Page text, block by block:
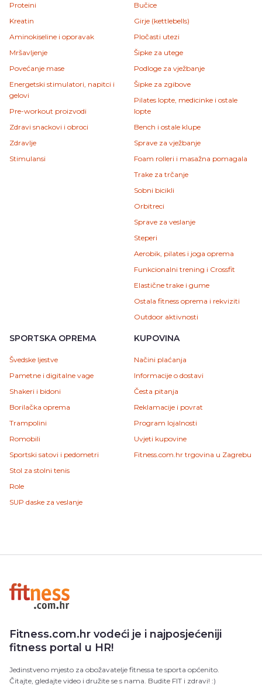
Proteini
Kreatin
Aminokiseline i oporavak
Mršavljenje
Povećanje mase
Energetski stimulatori, napitci i
gelovi
Pre-workout proizvodi
Zdravi snackovi i obroci
Zdravlje
Stimulansi
Bučice
Girje (kettlebells)
Pločasti utezi
Šipke za utege
Podloge za vježbanje
Šipke za zgibove
Pilates lopte, medicinke i ostale
lopte
Bench i ostale klupe
Sprave za vježbanje
Foam rolleri i masažna pomagala
Trake za trčanje
Sobni bicikli
Orbitreci
Sprave za veslanje
Steperi
Aerobik, pilates i joga oprema
Funkcionalni trening i Crossfit
Elastične trake i gume
Ostala fitness oprema i rekviziti
Outdoor aktivnosti
SPORTSKA OPREMA
Švedske ljestve
Pametne i digitalne vage
Shakeri i bidoni
Borilačka oprema
Trampolini
Romobili
Sportski satovi i pedometri
Stol za stolni tenis
Role
SUP daske za veslanje
KUPOVINA
Načini plaćanja
Informacije o dostavi
Česta pitanja
Reklamacije i povrat
Program lojalnosti
Uvjeti kupovine
Fitness.com.hr trgovina u Zagrebu
Fitness.com.hr vodeći je i najposjećeniji
fitness portal u HR!
Jedinstveno mjesto za obožavatelje fitnessa te sporta općenito.
Čitajte, gledajte video i družite se s nama. Budite FIT i zdravi! :)